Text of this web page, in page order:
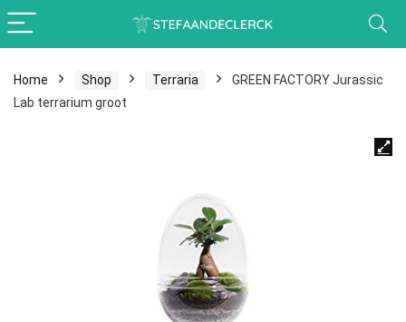
Home Shop Terraria
GREEN FACTORY Jurassic
Lab terrarium groot